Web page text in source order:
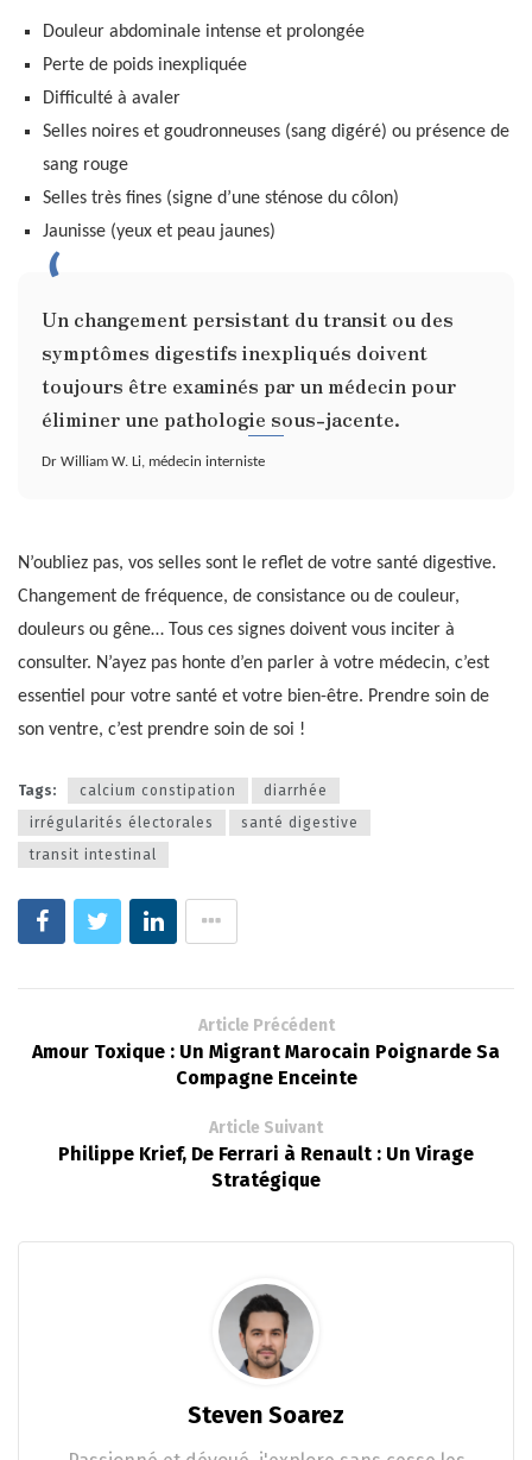
Douleur abdominale intense et prolongée
Perte de poids inexpliquée
Difficulté à avaler
Selles noires et goudronneuses (sang digéré) ou présence de
sang rouge
Selles très fines (signe d’une sténose du côlon)
Jaunisse (yeux et peau jaunes)
Un changement persistant du transit ou des
symptômes digestifs inexpliqués doivent
toujours être examinés par un médecin pour
éliminer une pathologie sous-jacente.
Dr William W. Li, médecin interniste
N’oubliez pas, vos selles sont le reflet de votre santé digestive.
Changement de fréquence, de consistance ou de couleur,
douleurs ou gêne… Tous ces signes doivent vous inciter à
consulter. N’ayez pas honte d’en parler à votre médecin, c’est
essentiel pour votre santé et votre bien-être. Prendre soin de
son ventre, c’est prendre soin de soi !
Tags: calcium constipation
diarrhée
irrégularités électorales
santé digestive
transit intestinal
Article Précédent
Amour Toxique : Un Migrant Marocain Poignarde Sa
Compagne Enceinte
Article Suivant
Philippe Krief, De Ferrari à Renault : Un Virage
Stratégique
Steven Soarez